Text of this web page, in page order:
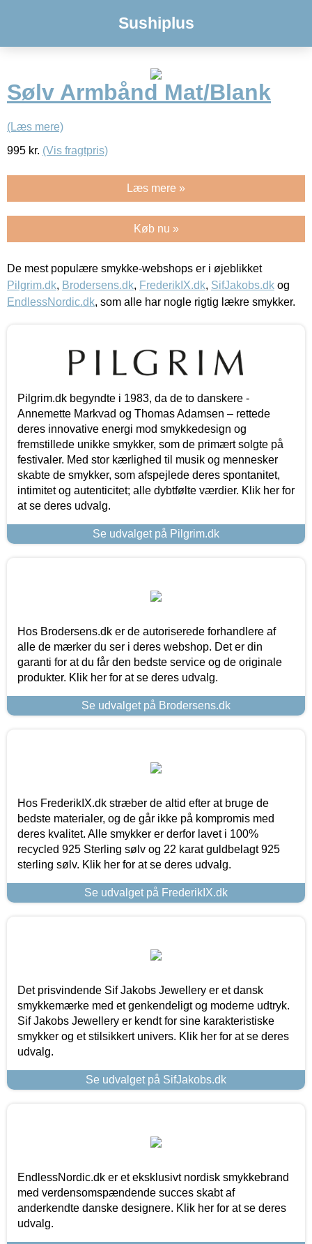
Sushiplus
Sølv Armbånd Mat/Blank
(Læs mere)
995 kr. (Vis fragtpris)
Læs mere »
Køb nu »
De mest populære smykke-webshops er i øjeblikket
Pilgrim.dk, Brodersens.dk, FrederikIX.dk, SifJakobs.dk og
EndlessNordic.dk, som alle har nogle rigtig lækre smykker.
Pilgrim.dk begyndte i 1983, da de to danskere -
Annemette Markvad og Thomas Adamsen – rettede
deres innovative energi mod smykkedesign og
fremstillede unikke smykker, som de primært solgte på
festivaler. Med stor kærlighed til musik og mennesker
skabte de smykker, som afspejlede deres spontanitet,
intimitet og autenticitet; alle dybtfølte værdier. Klik her for
at se deres udvalg.
Se udvalget på Pilgrim.dk
Hos Brodersens.dk er de autoriserede forhandlere af
alle de mærker du ser i deres webshop. Det er din
garanti for at du får den bedste service og de originale
produkter. Klik her for at se deres udvalg.
Se udvalget på Brodersens.dk
Hos FrederikIX.dk stræber de altid efter at bruge de
bedste materialer, og de går ikke på kompromis med
deres kvalitet. Alle smykker er derfor lavet i 100%
recycled 925 Sterling sølv og 22 karat guldbelagt 925
sterling sølv. Klik her for at se deres udvalg.
Se udvalget på FrederikIX.dk
Det prisvindende Sif Jakobs Jewellery er et dansk
smykkemærke med et genkendeligt og moderne udtryk.
Sif Jakobs Jewellery er kendt for sine karakteristiske
smykker og et stilsikkert univers. Klik her for at se deres
udvalg.
Se udvalget på SifJakobs.dk
EndlessNordic.dk er et eksklusivt nordisk smykkebrand
med verdensomspændende succes skabt af
anderkendte danske designere. Klik her for at se deres
udvalg.